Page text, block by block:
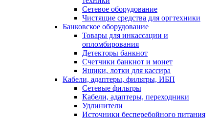
Сетевое оборудование
Чистящие средства для оргтехники
Банковское оборудование
Товары для инкассации и
опломбирования
Детекторы банкнот
Счетчики банкнот и монет
Ящики, лотки для кассира
Кабели, адаптеры, фильтры, ИБП
Сетевые фильтры
Кабели, адаптеры, переходники
Удлинители
Источники бесперебойного питания